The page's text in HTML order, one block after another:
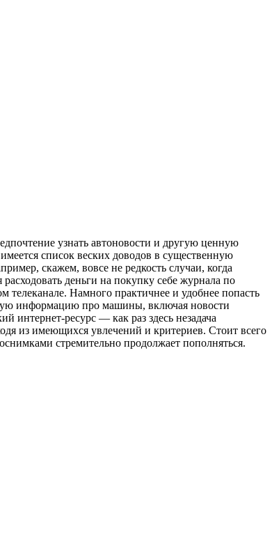
узнать автоновости и другую ценную
список веских доводов в существенную
скажем, вовсе не редкость случаи, когда
деньги на покупку себе журнала по
Намного практичнее и удобнее попасть
информацию про машины, включая новости
интернет-ресурс — как раз здесь незадача
из имеющихся увлечений и критериев. Стоит всего
стремительно продолжает пополняться.